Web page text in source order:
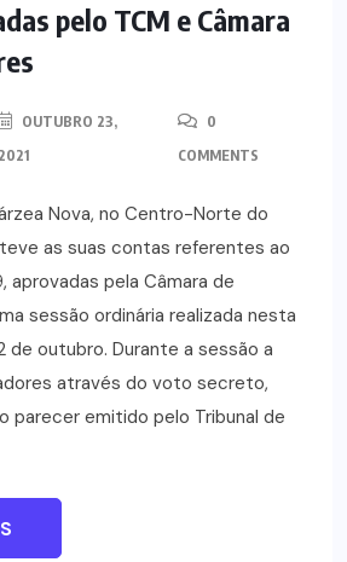
pelo TCM e Câmara
OUTUBRO 23,
2021
0
COMMENTS
Nova, no Centro-Norte do
as suas contas referentes ao
aprovadas pela Câmara de
sessão ordinária realizada nesta
de outubro. Durante a sessão a
através do voto secreto,
parecer emitido pelo Tribunal de